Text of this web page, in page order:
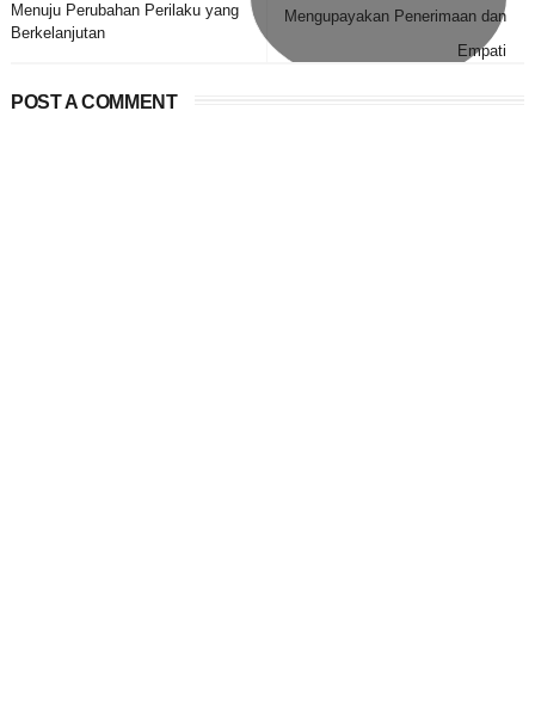
Mengupayakan Penerimaan dan
Empati
Menuju Perubahan Perilaku yang
Berkelanjutan
POST A COMMENT